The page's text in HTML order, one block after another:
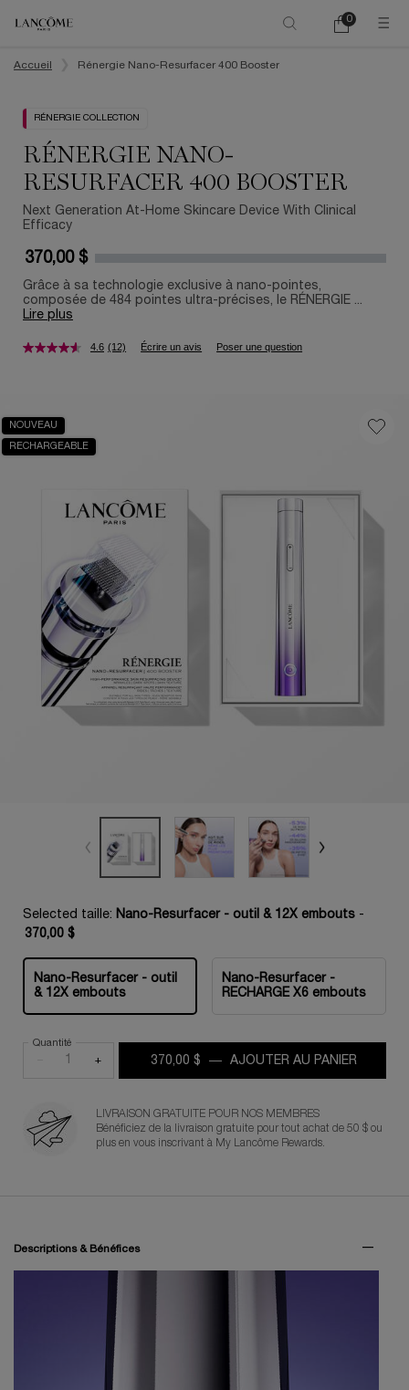
Mon
0
0 product in
Accueil
Rénergie Nano-Resurfacer 400 Booster
RÉNERGIE COLLECTION
RÉNERGIE NANO-
RESURFACER 400 BOOSTER
Next Generation At-Home Skincare Device With Clinical
Efficacy
370,00 $
Grâce à sa technologie exclusive à nano-pointes,
composée de 484 pointes ultra-précises, le RÉNERGIE ...
Lire plus
4.6 (12) Écrire un avis Poser une question
NOUVEAU
RECHARGEABLE
Selected taille: Nano-Resurfacer - outil & 12X embouts -
370,00 $
Selected
Nano-Resurfacer - outil
& 12X embouts, 1 of 2 Selected
Nano-Resurfacer -
RECHARGE X6 embouts
, 2 of 2
Quantité
+ 370,00 $ ― AJOUTER AU PANIER
LIVRAISON GRATUITE POUR NOS MEMBRES
Bénéficiez de la livraison gratuite pour tout achat de 50 $ ou
plus en vous inscrivant à My Lancôme Rewards.
Descriptions & Bénéfices